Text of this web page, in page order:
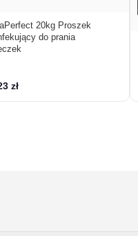
20kg Proszek
do prania
zł